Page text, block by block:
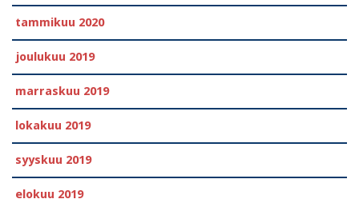
tammikuu 2020
joulukuu 2019
marraskuu 2019
lokakuu 2019
syyskuu 2019
elokuu 2019